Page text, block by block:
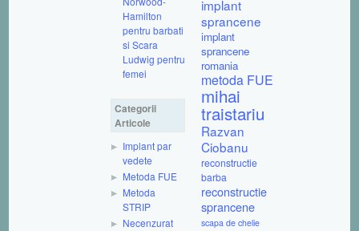
Hamilton
pentru barbati
si Scara
Ludwig pentru
femei
Categorii
Articole
Implant par
vedete
Metoda FUE
Metoda
STRIP
Necenzurat
implant
sprancene
implant
sprancene
romania
metoda FUE
mihai
traistariu
Razvan
Ciobanu
reconstructie
barba
reconstructie
sprancene
scapa de chelie